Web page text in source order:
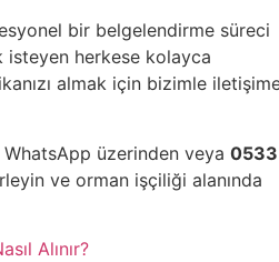
bir belgelendirme süreci
isteyen herkese kolayca
almak için bizimle
WhatsApp üzerinden veya 0533
ve orman işçiliği alanında
Alınır?